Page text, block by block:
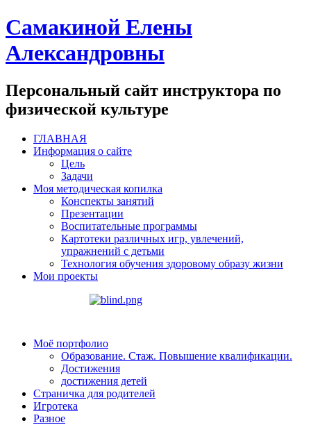
Самакиной Елены
Александровны
Персональный сайт инструктора по
физической культуре
ГЛАВНАЯ
Информация о сайте
Цель
Задачи
Моя методическая копилка
Конспекты занятий
Презентации
Воспитательные программы
Картотеки различных игр, увлечений,
упражнений с детьми
Технология обучения здоровому образу жизни
Мои проекты
Моё портфолио
Образование. Стаж. Повышение квалификации.
Достижения
достижения детей
Страничка для родителей
Игротека
Разное